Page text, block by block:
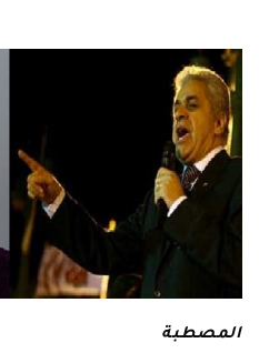
المصطبة